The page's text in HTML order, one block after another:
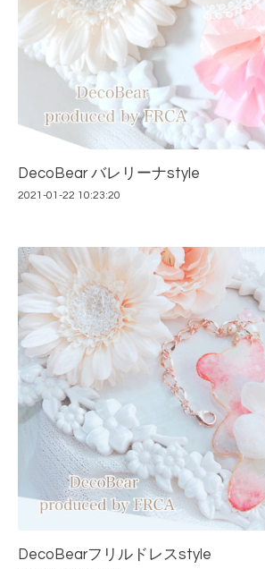
DecoBear バレリーナstyle
2021-01-22 10:23:20
DecoBearフリルドレスstyle